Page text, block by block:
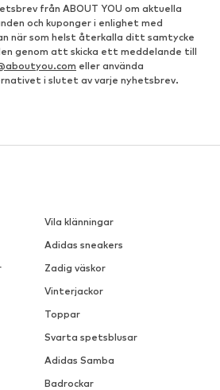
från ABOUT YOU om aktuella
och kuponger i enlighet med
när som helst återkalla ditt samtycke
genom att skicka ett meddelande till
eller använda
i slutet av varje nyhetsbrev.
Vila klänningar
Adidas sneakers
Zadig väskor
Vinterjackor
Toppar
Svarta spetsblusar
Adidas Samba
Badrockar